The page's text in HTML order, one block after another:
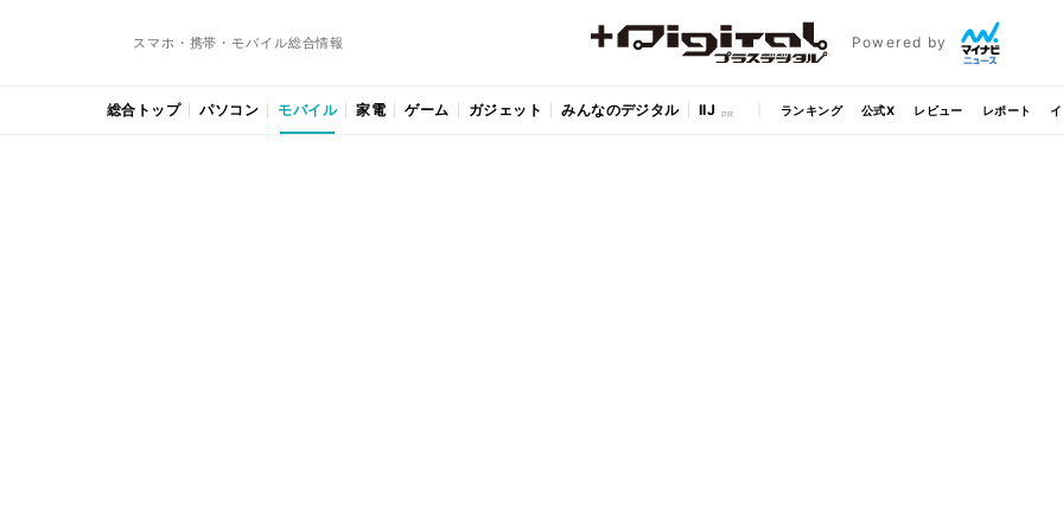
スマホ・携帯・モバイル総合情報 Powered by
総合トップ パソコン モバイル 家電 ゲーム ガジェット みんなのデジタル IIJ ランキング 公式X レビュー レポート